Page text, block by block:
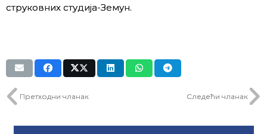
струковних студија-Земун.
Претходни чланак Следећи чланак